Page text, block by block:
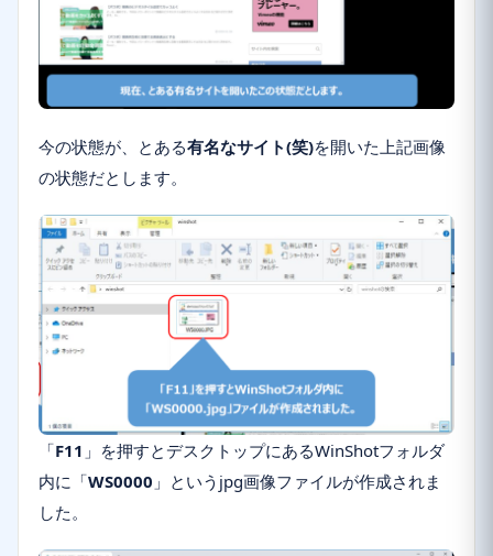
今の状態が、とある有名なサイト(笑)を開いた上記画像
の状態だとします。
「F11 」を押すとデスクトップにあるWinShotフォルダ
内に「WS0000 」というjpg画像ファイルが作成されま
した。